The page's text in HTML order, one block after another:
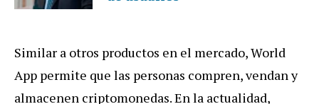
Similar a otros productos en el mercado, World
App permite que las personas compren, vendan y
almacenen criptomonedas. En la actualidad,